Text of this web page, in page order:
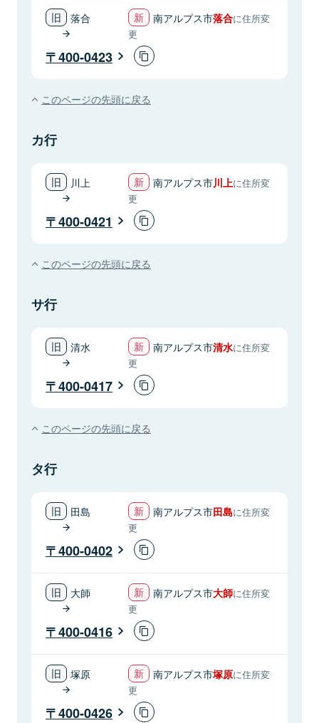
落合 南アルプス市落合に住所変
更
400-0423
このページの先頭に戻る
カ行
川上 南アルプス市川上に住所変
更
400-0421
このページの先頭に戻る
サ行
清水 南アルプス市清水に住所変
更
400-0417
このページの先頭に戻る
タ行
田島 南アルプス市田島に住所変
更
400-0402
大師 南アルプス市大師に住所変
更
400-0416
塚原 南アルプス市塚原に住所変
更
400-0426